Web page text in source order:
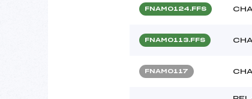
FNAM0124.FFS
FNAM0113.FFS
FNAM0117